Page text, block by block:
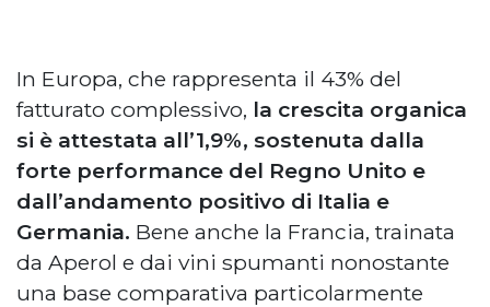
In Europa, che rappresenta il 43% del
fatturato complessivo, la crescita organica
si è attestata all’1,9%, sostenuta dalla
forte performance del Regno Unito e
dall’andamento positivo di Italia e
Germania. Bene anche la Francia, trainata
da Aperol e dai vini spumanti nonostante
una base comparativa particolarmente